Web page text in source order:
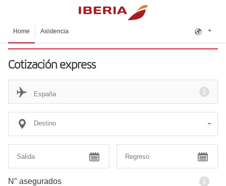
Home Asistencia
Cotización express
Destino
N° asegurados